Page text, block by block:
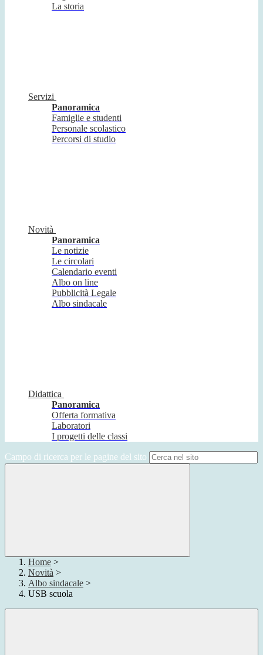
La storia
Servizi
Panoramica
Famiglie e studenti
Personale scolastico
Percorsi di studio
Novità
Panoramica
Le notizie
Le circolari
Calendario eventi
Albo on line
Pubblicità Legale
Albo sindacale
Didattica
Panoramica
Offerta formativa
Laboratori
I progetti delle classi
Campo di ricerca per le pagine del sito
Home >
Novità >
Albo sindacale >
USB scuola